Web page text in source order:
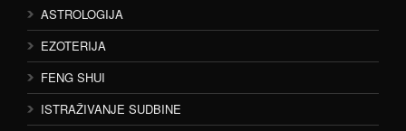
ASTROLOGIJA
EZOTERIJA
FENG SHUI
ISTRAŽIVANJE SUDBINE